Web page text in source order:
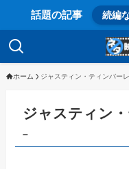
話題の記事 続編
ホーム ジャスティン・ティンバー
ジャスティン
–